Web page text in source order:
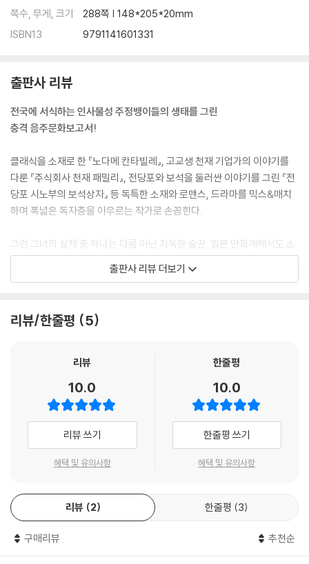
쪽수, 무게, 크기
288쪽 | 148*205*20mm
ISBN13
9791141601331
출판사 리뷰
전국에 서식하는 인사불성 주정뱅이들의 생태를 그린
충격 음주문화보고서!
클래식을 소재로 한 『노다메 칸타빌레』, 고교생 천재 기업가의 이야기를
다룬 『주식회사 천재 패밀리』, 전당포와 보석을 둘러싼 이야기를 그린 『전
당포 시노부의 보석상자』 등 독특한 소재와 로맨스, 드라마를 믹스&매치
하며 폭넓은 독자층을 아우르는 작가로 손꼽힌다.
그런 그녀의 실체 중 하나는 다름 아닌 지독한 술꾼. 일본 만화계에서도 소
문난 애주가인 그녀는 소싯적부터 진하게 술을 즐겼다. 『음주가무연구소』
는 그 일화들을 그러모은 초기작으로, 웃기다 못해 엽기적이기까지 한 술
야기를 그린 단편 「술 마시러 가자!」와 작가 자신의 연애 · 결혼사가 담긴
이야기뿐만 아니라 작가가 살아온 길과 인생관에 대해서도 엿볼 수 있어,
읽고 나면 마치 니노미야 토모코와 왁자한 술자리 한판을 가진 것 같은 묘
한 기분이 든다.
술을 사랑하는 사람, 술을 못 먹는 사람, 니노미야 토모코의 작품을 좋아하
인의 시선과 내면의 부끄러움은 잠시 내려놓고 음주가무연구소에 입소해
보자.
출판사 리뷰 더보기
리뷰/한줄평 5
리뷰
10.0
리뷰 쓰기
혜택 및 유의사항
한줄평
10.0
한줄평 쓰기
혜택 및 유의사항
리뷰 2 한줄평 3
구매리뷰 추천순